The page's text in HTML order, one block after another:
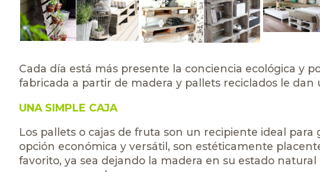
Cada día está más presente la conciencia ecológica y
fabricada a partir de madera y pallets reciclados le
UNA SIMPLE CAJA
Los pallets o cajas de fruta son un recipiente ideal
opción económica y versátil, son estéticamente
favorito, ya sea dejando la madera en su estado